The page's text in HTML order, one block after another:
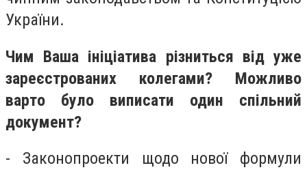
України.
Чим Ваша ініціатива різниться від уже
зареєстрованих колегами? Можливо
варто було виписати один спільний
документ?
- Законопроекти щодо нової формули